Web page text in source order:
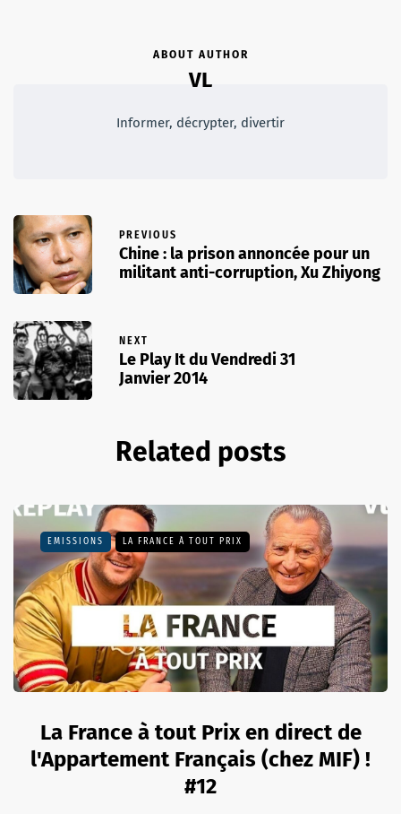
ABOUT AUTHOR
VL
Informer, décrypter, divertir
PREVIOUS
Chine : la prison annoncée pour un
militant anti-corruption, Xu Zhiyong
NEXT
Le Play It du Vendredi 31
Janvier 2014
Related posts
EMISSIONS LA FRANCE À TOUT PRIX
La France à tout Prix en direct de
l'Appartement Français (chez MIF) !
#12